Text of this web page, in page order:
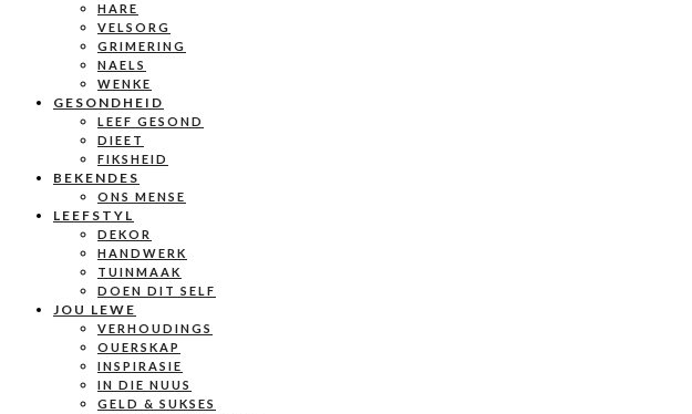
HARE
VELSORG
GRIMERING
NAELS
WENKE
GESONDHEID
LEEF GESOND
DIEET
FIKSHEID
BEKENDES
ONS MENSE
LEEFSTYL
DEKOR
HANDWERK
TUINMAAK
DOEN DIT SELF
JOU LEWE
VERHOUDINGS
OUERSKAP
INSPIRASIE
IN DIE NUUS
GELD & SUKSES